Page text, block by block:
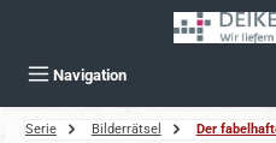
Navigation
Serie Bilderrätsel Der